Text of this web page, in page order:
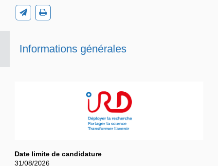
Informations générales
Date limite de candidature
31/08/2026